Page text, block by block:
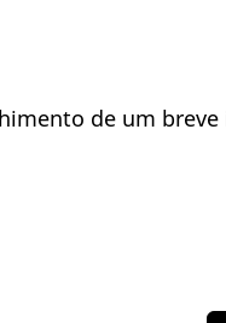
de um